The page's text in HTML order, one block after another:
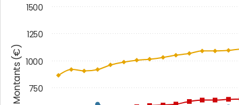
Montants (€) 750
1000
1250
1500